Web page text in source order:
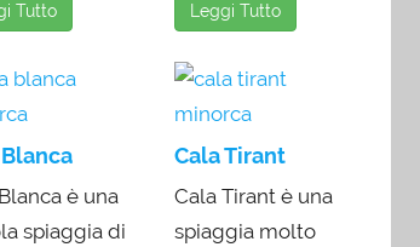
Tutto Leggi Tutto
è una
spiaggia di
Cala Tirant
Cala Tirant è una
spiaggia molto